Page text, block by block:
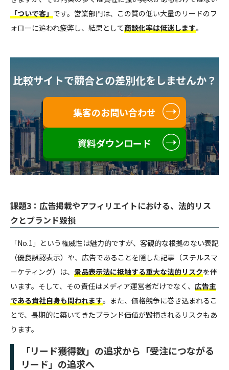
「ついで客」 です。営業部門は、この質の低い大量のリードのフ
ォローに追われ疲弊し、結果として商談化率は低迷します。
比較サイトで競合との差別化をしませんか？
集客のお問い合わせ
資料ダウンロード
課題3：広告掲載やアフィリエイトにおける、法的リス
クとブランド毀損
「No.1」という権威性は魅力的ですが、客観的な根拠のない表記
（優良誤認表示）や、広告であることを隠した記事（ステルスマ
ーケティング）は、 景品表示法に抵触する重大な法的リスクを伴
います。そして、その責任はメディア運営者だけでなく、 広告主
である貴社自身も問われます。また、価格競争に巻き込まれるこ
とで、長期的に築いてきたブランド価値が毀損されるリスクもあ
ります。
「リード獲得数」の追求から「受注につながる
リード」の追求へ